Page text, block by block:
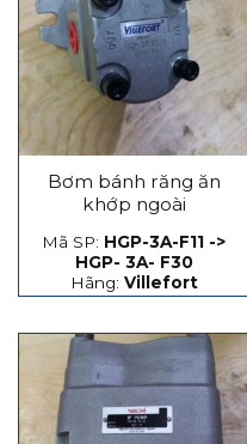
Bơm bánh răng ăn
khớp ngoài
Mã SP: HGP-3A-F11 ->
HGP- 3A- F30
Hãng: Villefort